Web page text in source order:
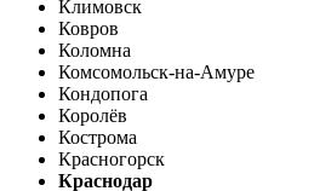
Климовск
Ковров
Коломна
Комсомольск-на-Амуре
Кондопога
Королёв
Кострома
Красногорск
Краснодар